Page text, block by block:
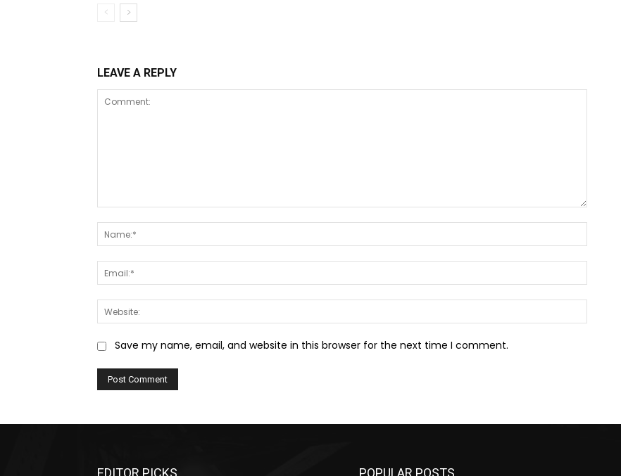
LEAVE A REPLY
Save my name, email, and website in this browser for the next time I comment.
EDITOR PICKS POPULAR POSTS